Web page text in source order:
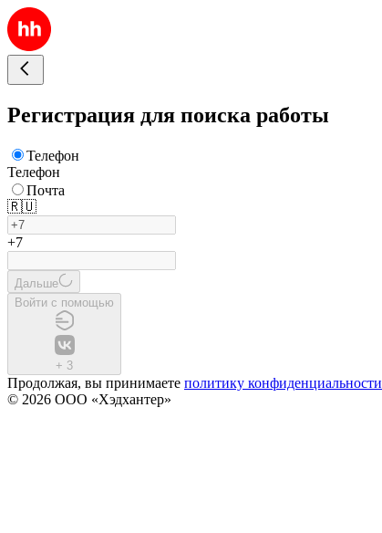
Регистрация для поиска работы
Телефон
Телефон
Почта
🇷🇺
+7
Дальше
Войти с помощью
+ 3
Продолжая, вы принимаете политику конфиденциальности
© 2026 ООО «Хэдхантер»